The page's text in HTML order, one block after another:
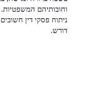
וחובותיהם
ניתוח פסקי דין
דורש.